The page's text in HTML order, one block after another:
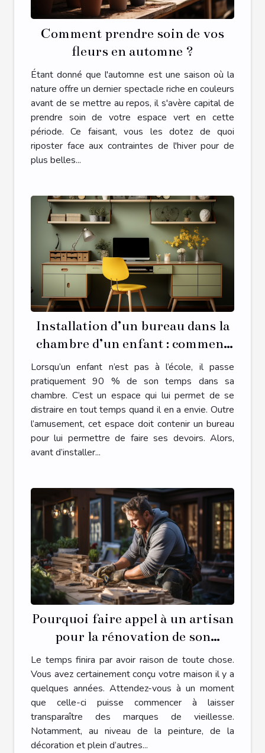
Comment prendre soin de vos
fleurs en automne ?
Étant donné que l'automne est une saison où la
nature offre un dernier spectacle riche en couleurs
avant de se mettre au repos, il s'avère capital de
prendre soin de votre espace vert en cette
période. Ce faisant, vous les dotez de quoi
riposter face aux contraintes de l'hiver pour de
plus belles...
Installation d’un bureau dans la
chambre d’un enfant : comment
s’y prendre ?
Lorsqu’un enfant n’est pas à l’école, il passe
pratiquement 90 % de son temps dans sa
chambre. C’est un espace qui lui permet de se
distraire en tout temps quand il en a envie. Outre
l’amusement, cet espace doit contenir un bureau
pour lui permettre de faire ses devoirs. Alors,
avant d’installer...
Pourquoi faire appel à un artisan
pour la rénovation de son
habitat ?
Le temps finira par avoir raison de toute chose.
Vous avez certainement conçu votre maison il y a
quelques années. Attendez-vous à un moment
que celle-ci puisse commencer à laisser
transparaître des marques de vieillesse.
Notamment, au niveau de la peinture, de la
décoration et plein d’autres...